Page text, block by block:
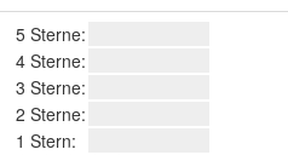
5 Sterne:
4 Sterne:
3 Sterne:
2 Sterne:
1 Stern: